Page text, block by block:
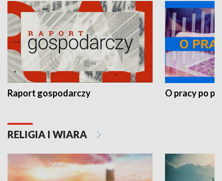
Raport gospodarczy O pracy po
RELIGIA I WIARA